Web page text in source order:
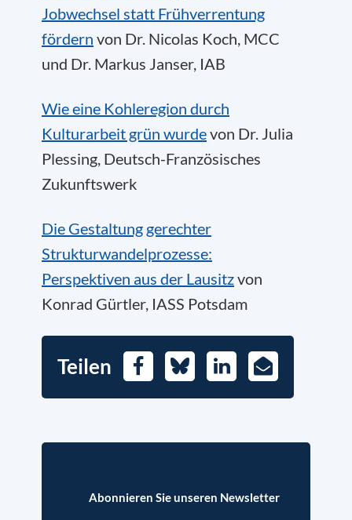
Jobwechsel statt Frühverrentung
fördern von Dr. Nicolas Koch, MCC
und Dr. Markus Janser, IAB
Wie eine Kohleregion durch
Kulturarbeit grün wurdevon Dr. Julia
Plessing, Deutsch-Französisches
Zukunftswerk
Die Gestaltung gerechter
Strukturwandelprozesse:
Perspektiven aus der Lausitzvon
Konrad Gürtler, IASS Potsdam
Teilen FacebookBlueskyLinkedIn
E-
Mail
Abonnieren Sie unseren Newsletter